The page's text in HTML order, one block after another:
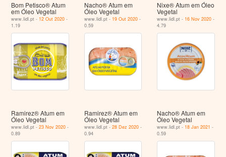
Bom Petisco® Atum
em Óleo Vegetal
www.lidl.pt - 12 Out 2020 -
1.19
Nacho® Atum em
Óleo Vegetal
www.lidl.pt - 19 Out 2020-
0.59
Nixe® Atum em Óleo
Vegetal
www.lidl.pt - 16 Nov 2020 -
4.79
Ramirez® Atum em
Óleo Vegetal
www.lidl.pt -23 Nov 2020 -
0.89
Ramirez® Atum em
Óleo Vegetal
www.lidl.pt - 28 Dez 2020-
0.94
Nacho® Atum em
Óleo Vegetal
www.lidl.pt - 18 Jan 2021 -
0.59